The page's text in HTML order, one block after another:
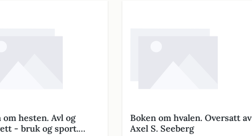
om hesten. Avl og
- bruk og sport.
Boken om hvalen. Oversatt av
Axel S. Seeberg